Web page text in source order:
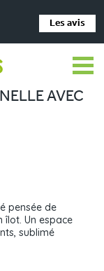
Les avis
AVEC
pensée de
îlot. Un espace
sublimé